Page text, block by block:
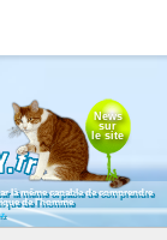
News
sur
le site
là même capable de comprendre
de l'homme